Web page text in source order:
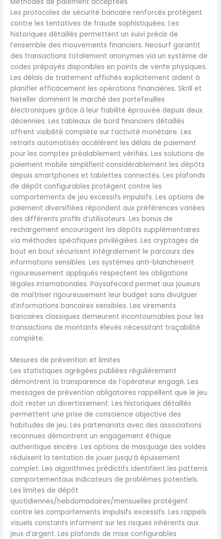
Les protocoles de sécurité bancaire renforcés protègent
contre les tentatives de fraude sophistiquées. Les
historiques détaillés permettent un suivi précis de
l’ensemble des mouvements financiers. Neosurf garantit
des transactions totalement anonymes via un système de
codes prépayés disponibles en points de vente physiques.
Les délais de traitement affichés explicitement aident à
planifier efficacement les opérations financières. Skrill et
Neteller dominent le marché des portefeuilles
électroniques grâce à leur fiabilité éprouvée depuis deux
décennies. Les tableaux de bord financiers détaillés
offrent visibilité complète sur l’activité monétaire. Les
retraits automatisés accélèrent les délais de paiement
pour les comptes préalablement vérifiés. Les solutions de
paiement mobile simplifient considérablement les dépôts
depuis smartphones et tablettes connectés. Les plafonds
de dépôt configurables protègent contre les
comportements de jeu excessifs impulsifs. Les options de
paiement diversifiées répondent aux préférences variées
des différents profils d’utilisateurs. Les bonus de
rechargement encouragent les dépôts supplémentaires
via méthodes spécifiques privilégiées. Les cryptages de
bout en bout sécurisent intégralement le parcours des
informations sensibles. Les systèmes anti-blanchiment
rigoureusement appliqués respectent les obligations
légales internationales. Paysafecard permet aux joueurs
de maîtriser rigoureusement leur budget sans divulguer
d’informations bancaires sensibles. Les virements
bancaires classiques demeurent incontournables pour les
transactions de montants élevés nécessitant traçabilité
complète.
Mesures de prévention et limites
Les statistiques agrégées publiées régulièrement
démontrent la transparence de l’opérateur engagé. Les
messages de prévention obligatoires rappellent que le jeu
doit rester un divertissement. Les historiques détaillés
permettent une prise de conscience objective des
habitudes de jeu. Les partenariats avec des associations
reconnues démontrent un engagement éthique
authentique sincère. Les options de masquage des soldes
réduisent la tentation de jouer jusqu’à épuisement
complet. Les algorithmes prédictifs identifient les patterns
comportementaux indicateurs de problèmes potentiels.
Les limites de dépôt
quotidiennes/hebdomadaires/mensuelles protègent
contre les comportements impulsifs excessifs. Les rappels
visuels constants informent sur les risques inhérents aux
jeux d’argent. Les plafonds de mise configurables